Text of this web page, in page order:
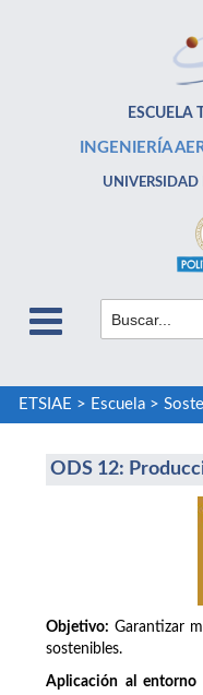
ESCUELA
INGENIERÍA
ETSIAE > Escuela>
ODS 12:
Objetivo: Garantizar
sostenibles.
Aplicación al entorno